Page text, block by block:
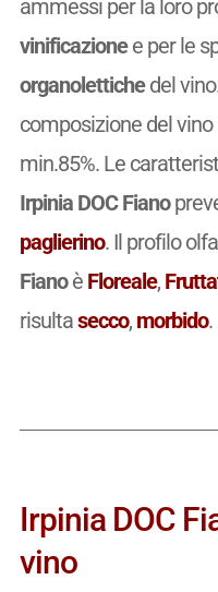
ammessi per la loro
vinificazionee per le
organolettichedel
composizione del vino
min.85%. Le
Irpinia DOC Fiano
paglierino. Il profilo
Fianoè Floreale,
risultasecco, morbido.
Irpinia DOC
vino